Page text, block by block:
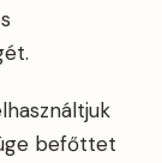
befőttet